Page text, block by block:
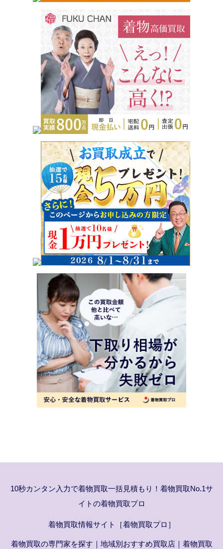
10秒カンタン入力で着物買取一括見積もり！着物買取No.1サ
イトの着物買取プロ
着物買取情報サイト［着物買取プロ］
着物買取の専門家を探す ｜ 地域別おすすめ買取店｜ 着物買取